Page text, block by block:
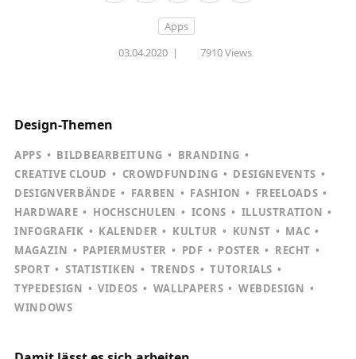
Apps
03.04.2020| 7910 Views
Design-Themen
APPS BILDBEARBEITUNG
BRANDING
CREATIVE CLOUD
CROWDFUNDING
DESIGNEVENTS
DESIGNVERBÄNDE
FARBEN FASHION
FREELOADS
HARDWARE
HOCHSCHULEN ICONS
ILLUSTRATION
INFOGRAFIK
KALENDER KULTUR KUNST
MAC
MAGAZIN
PAPIERMUSTER PDF POSTER
RECHT
SPORT
STATISTIKEN TRENDS
TUTORIALS
TYPEDESIGN
VIDEOS WALLPAPERS
WEBDESIGN
WINDOWS